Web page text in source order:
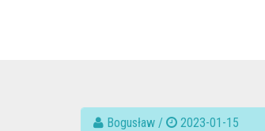
Bogusław / 2023-01-15